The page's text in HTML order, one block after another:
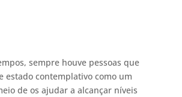
sempre houve pessoas que
estado contemplativo como um
de os ajudar a alcançar níveis